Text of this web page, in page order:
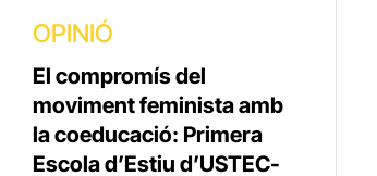
OPINIÓ
El compromís del
moviment feminista amb
la coeducació: Primera
Escola d’Estiu d’USTEC-